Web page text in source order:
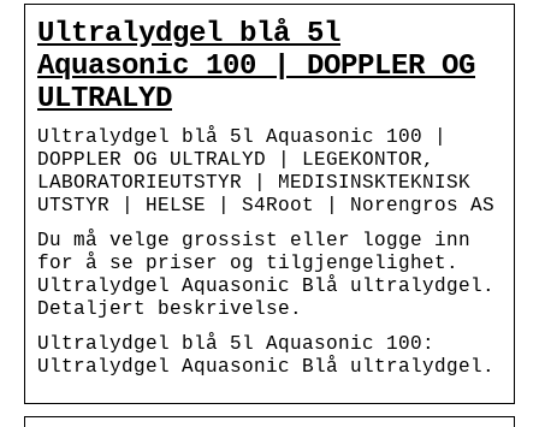
Ultralydgel blå 5l
Aquasonic 100 | DOPPLER OG
ULTRALYD
Ultralydgel blå 5l Aquasonic 100 |
DOPPLER OG ULTRALYD | LEGEKONTOR,
LABORATORIEUTSTYR | MEDISINSKTEKNISK
UTSTYR | HELSE | S4Root | Norengros AS
Du må velge grossist eller logge inn
for å se priser og tilgjengelighet.
Ultralydgel Aquasonic Blå ultralydgel.
Detaljert beskrivelse.
Ultralydgel blå 5l Aquasonic 100:
Ultralydgel Aquasonic Blå ultralydgel.